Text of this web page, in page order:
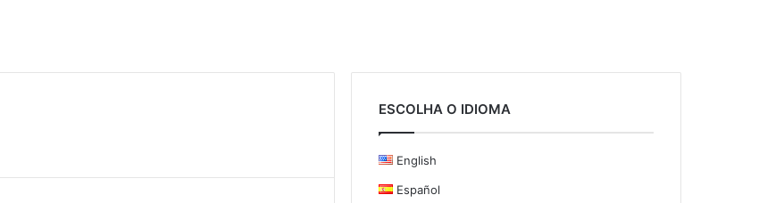
ESCOLHA O IDIOMA
English
Español